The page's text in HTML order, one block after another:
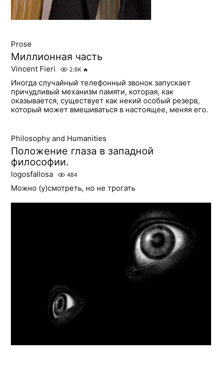
Prose
Миллионная часть
Vincent Fieri 2.6K 🔥
Иногда случайный телефонный звонок запускает
причудливый механизм памяти, которая, как
оказывается, существует как некий особый резерв,
который может вмешиваться в настоящее, меняя его.
Philosophy and Humanities
Положение глаза в западной
философии.
logosfallosa 484
Можно (у)смотреть, но не трогать